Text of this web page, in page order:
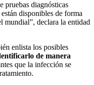
pruebas diagnósticas
disponibles de forma
mundial”, declara la entidad
enlista los posibles
de manera
que la infección se